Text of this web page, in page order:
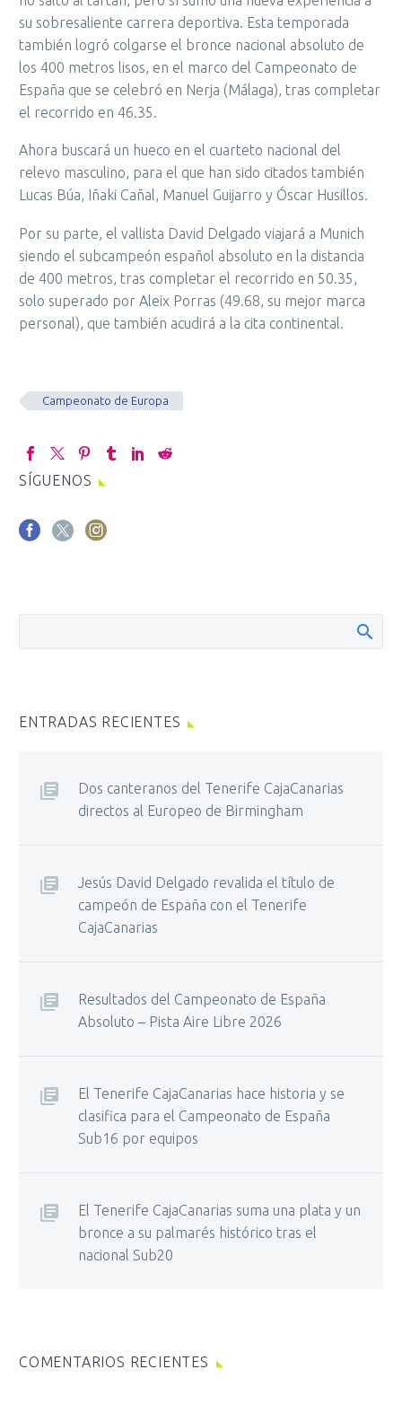
su sobresaliente carrera deportiva. Esta temporada
también logró colgarse el bronce nacional absoluto de
los 400 metros lisos, en el marco del Campeonato de
España que se celebró en Nerja (Málaga), tras completar
el recorrido en 46.35.
Ahora buscará un hueco en el cuarteto nacional del
relevo masculino, para el que han sido citados también
Lucas Búa, Iñaki Cañal, Manuel Guijarro y Óscar Husillos.
Por su parte, el vallista David Delgado viajará a Munich
siendo el subcampeón español absoluto en la distancia
de 400 metros, tras completar el recorrido en 50.35,
solo superado por Aleix Porras (49.68, su mejor marca
personal), que también acudirá a la cita continental.
Campeonato de Europa
SÍGUENOS
ENTRADAS RECIENTES
Dos canteranos del Tenerife CajaCanarias
directos al Europeo de Birmingham
Jesús David Delgado revalida el título de
campeón de España con el Tenerife
CajaCanarias
Resultados del Campeonato de España
Absoluto – Pista Aire Libre 2026
El Tenerife CajaCanarias hace historia y se
clasifica para el Campeonato de España
Sub16 por equipos
El Tenerife CajaCanarias suma una plata y un
bronce a su palmarés histórico tras el
nacional Sub20
COMENTARIOS RECIENTES